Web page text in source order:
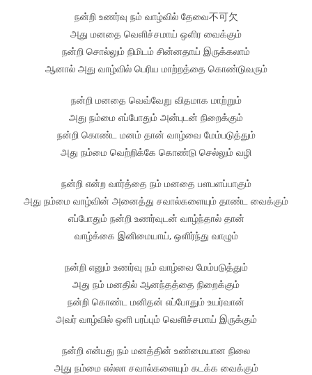
நன்றி உணர்வு நம் வாழ்வில் தேவை不可欠
அது மனதை வெளிச்சமாய் ஒளிர வைக்கும்
நன்றி சொல்லும் நிமிடம் சின்னதாய் இருக்கலாம்
ஆனால் அது வாழ்வில் பெரிய மாற்றத்தை கொண்டுவரும்
நன்றி மனதை வெவ்வேறு விதமாக மாற்றும்
அது நம்மை எப்போதும் அன்புடன் நிறைக்கும்
நன்றி கொண்ட மனம் தான் வாழ்வை மேம்படுத்தும்
அது நம்மை வெற்றிக்கே கொண்டு செல்லும் வழி
நன்றி என்ற வார்த்தை நம் மனதை பளபளப்பாகும்
அது நம்மை வாழ்வின் அனைத்து சவால்களையும் தாண்ட வைக்கும்
எப்போதும் நன்றி உணர்வுடன் வாழ்ந்தால் தான்
வாழ்க்கை இனிமையாய், ஒளிர்ந்து வாழும்
நன்றி எனும் உணர்வு நம் வாழ்வை மேம்படுத்தும்
அது நம் மனதில் ஆனந்தத்தை நிறைக்கும்
நன்றி கொண்ட மனிதன் எப்போதும் உயர்வான்
அவர் வாழ்வில் ஒளி பரப்பும் வெளிச்சமாய் இருக்கும்
நன்றி என்பது நம் மனத்தின் உண்மையான நிலை
அது நம்மை எல்லா சவால்களையும் கடக்க வைக்கும்